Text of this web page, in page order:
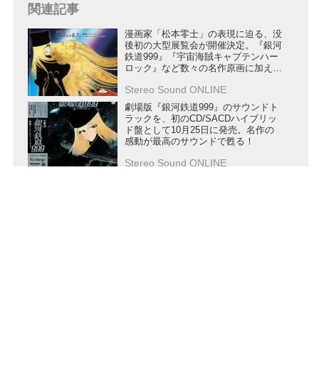
関連記事
漫画家「松本零士」の表現に迫る、没
後初の大型展覧会が開催決定。『銀河
鉄道999』『宇宙海賊キャプテンハー
ロック』など数々の名作原画に加え、
れた原画も初公開。六本木ヒルズ・東
京シティビューにて今夏開催
Stereo Sound ONLINE
劇場版『銀河鉄道999』のサウンドト
ラックを、初のCD/SACDハイブリッ
ド盤として10月25日に発売。名作の
感動が最高のサウンドで甦る！
Stereo Sound ONLINE